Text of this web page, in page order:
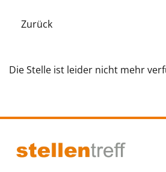
Zurück
Die Stelle ist leider nicht mehr